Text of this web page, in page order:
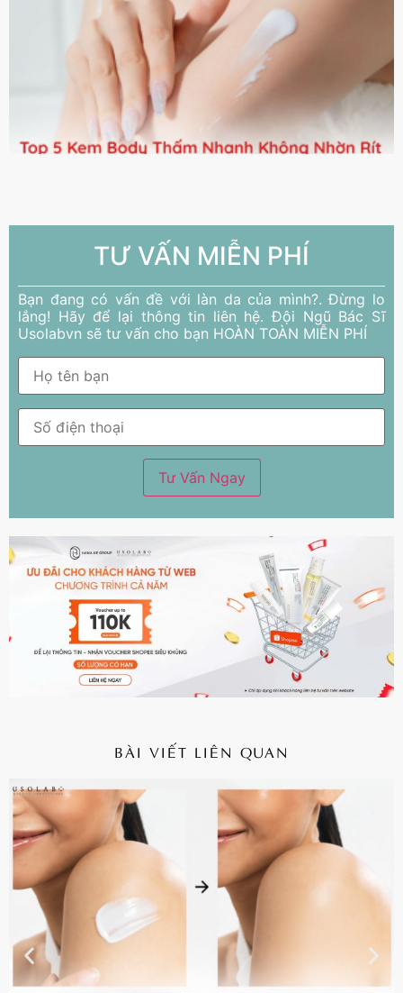
TƯ VẤN MIỄN PHÍ
Bạn đang có vấn đề với làn da của mình?. Đừng lo
lắng! Hãy để lại thông tin liên hệ. Đội Ngũ Bác Sĩ
Usolabvn sẽ tư vấn cho bạn HOÀN TOÀN MIỄN PHÍ
BÀI VIẾT LIÊN QUAN